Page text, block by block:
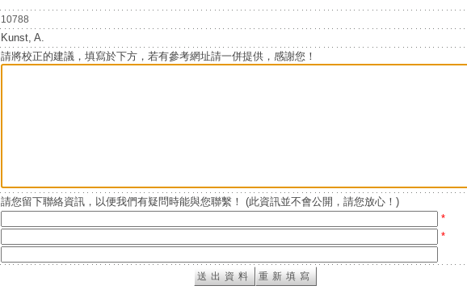
10788
Kunst, A.
請將校正的建議，填寫於下方，若有參考網址請一併提供，感謝您！
請您留下聯絡資訊，以便我們有疑問時能與您聯繫！ (此資訊並不會公開，請您放心！)
*
*